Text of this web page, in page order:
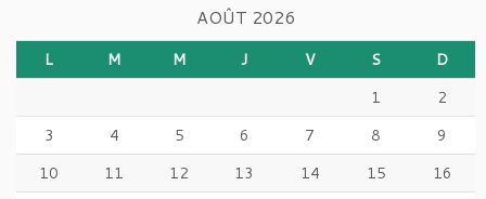
AOÛT 2026
L M M J V S
D
1
2
3
4 5 6 7 8
9
10
11 12 13 14 15
16